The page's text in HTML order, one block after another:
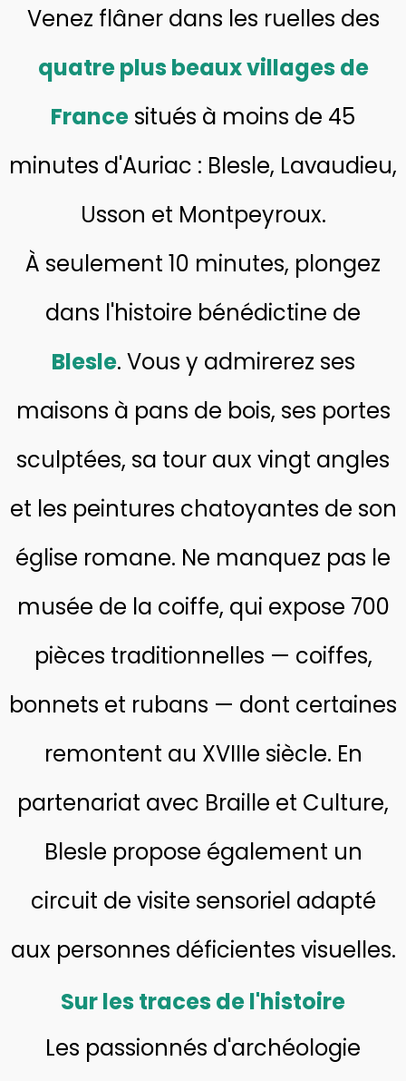
Venez flâner dans les ruelles des
quatre plus beaux villages de
France situés à moins de 45
minutes d'Auriac : Blesle, Lavaudieu,
Usson et Montpeyroux.
À seulement 10 minutes, plongez
dans l'histoire bénédictine de
Blesle. Vous y admirerez ses
maisons à pans de bois, ses portes
sculptées, sa tour aux vingt angles
et les peintures chatoyantes de son
église romane. Ne manquez pas le
musée de la coiffe, qui expose 700
pièces traditionnelles — coiffes,
bonnets et rubans — dont certaines
remontent au XVIIIe siècle. En
partenariat avec Braille et Culture,
Blesle propose également un
circuit de visite sensoriel adapté
aux personnes déficientes visuelles.
Sur les traces de l'histoire
Les passionnés d'archéologie